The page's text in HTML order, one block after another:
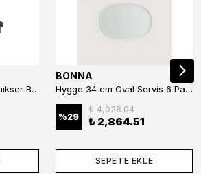
optimus mutfak supermıkser Bar Konteyner 6'lı 50×16×9 cm Kapaklı Polikarbon Organizer Bar & Kafe
BONNA
Hygge 34 cm Oval Servis 6 Parça
%29
₺ 4,028.04
₺ 2,864.51
SEPETE EKLE